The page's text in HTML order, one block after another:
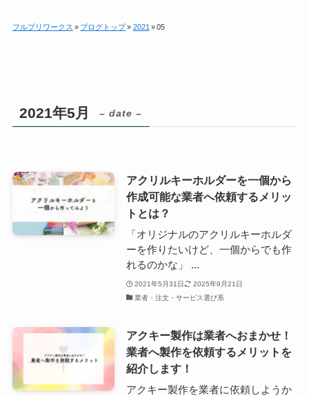
フルプリワークス » ブログトップ » 2021 »05
2021年5月 – date –
アクリルキーホルダーを一個から
作成可能な業者へ依頼するメリッ
トとは？
「オリジナルのアクリルキーホルダ
ーを作りたいけど、一個からでも作
れるのかな」 ...
2021年5月31日
2025年9月21日
業者・注文・サービス選び系
アクキー製作は業者へおまかせ！
業者へ製作を依頼するメリットを
紹介します！
アクキー製作を業者に依頼しようか